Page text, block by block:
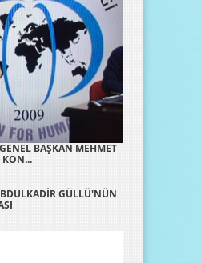
BAŞKAN MEHMET
GÜLLÜ'NÜN